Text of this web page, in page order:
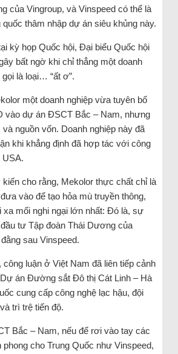
của Vingroup, và Vinspeed có thể là
quốc thâm nhập dự án siêu khủng này.
kỳ họp Quốc hội, Đại biểu Quốc hội
bất ngờ khi chỉ thẳng một doanh
là loại… “ất ơ”.
một doanh nghiệp vừa tuyên bố
vào dự án ĐSCT Bắc – Nam, nhưng
nguồn vốn. Doanh nghiệp này đã
khi khẳng định đã hợp tác với công
USA.
kiến cho rằng, Mekolor thực chất chỉ là
vào để tạo hỏa mù truyền thông,
mối nghi ngại lớn nhất: Đó là, sự
tư Tập đoàn Thái Dương của
sau Vinspeed.
luận ở Việt Nam đã liên tiếp cảnh
án Đường sắt Đô thị Cát Linh – Hà
cung cấp công nghệ lạc hậu, đội
trì trệ tiến độ.
Bắc – Nam, nếu để rơi vào tay các
phong cho Trung Quốc như Vinspeed,